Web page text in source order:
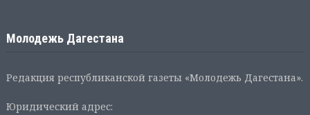
Молодежь Дагестана
Редакция республиканской газеты «Молодежь Дагестана».
Юридический адрес: